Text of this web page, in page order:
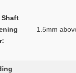
Shaft
1.5mm